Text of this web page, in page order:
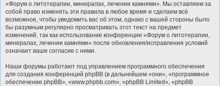
«Форум о литотерапии, минералах, лечении камнями». Мы оставляем за
собой право изменять эти правила в любое время и сделаем всё
возможное, чтобы уведомить вас об этом, однако с вашей стороны было
бы разумным регулярно просматривать этот текст на предмет
изменений, так как использование конференции «Форум о литотерапии,
минералах, лечении камнями» после обновления/исправления условий
означает ваше согласие с ними.
Наши форумы работают под управлением программного обеспечения
для создания конференций phpBB (в дальнейшем «они», «программное
обеспечение phpBB», «www.phpbb.com», «phpBB Limited», «phpBB